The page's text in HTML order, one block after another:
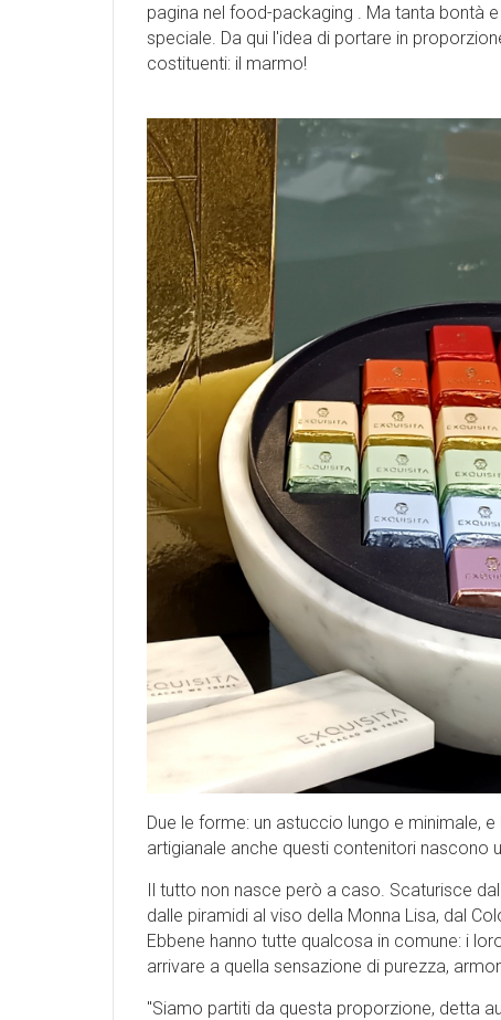
pagina nel food-packaging . Ma tanta bontà
speciale. Da qui l'idea di portare in
costituenti: il marmo!
Due le forme: un astuccio lungo e minimale,
artigianale anche questi contenitori nascono
Il tutto non nasce però a caso. Scaturisce
dalle piramidi al viso della Monna Lisa, dal
Ebbene hanno tutte qualcosa in comune: i
arrivare a quella sensazione di purezza,
''Siamo partiti da questa proporzione, detta